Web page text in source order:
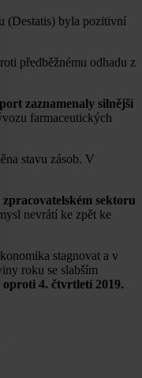
(Destatis) byla pozitivní
předběžnému odhadu z
zaznamenaly silnější
farmaceutických
stavu zásob. V
sektoru
nevrátí ke zpět ke
stagnovat a v
roku se slabším
oproti 4. čtvrtletí 2019.